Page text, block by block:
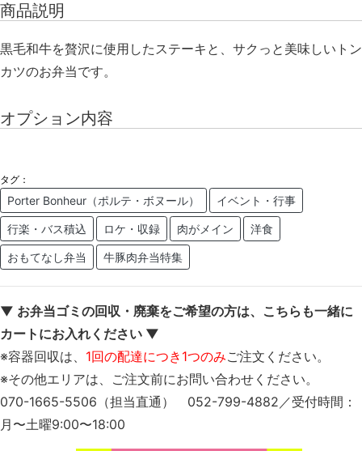
商品説明
黒毛和牛を贅沢に使用したステーキと、サクっと美味しいトン
カツのお弁当です。
オプション内容
タグ：
Porter Bonheur（ポルテ・ボヌール） イベント・行事
行楽・バス積込 ロケ・収録 肉がメイン 洋食
おもてなし弁当 牛豚肉弁当特集
▼ お弁当ゴミの回収・廃棄をご希望の方は、こちらも一緒に
カートにお入れください ▼
※容器回収は、 1回の配達につき1つのみご注文ください。
※その他エリアは、ご注文前にお問い合わせください。
070-1665-5506（担当直通） 052-799-4882／受付時間：
月〜土曜9:00〜18:00